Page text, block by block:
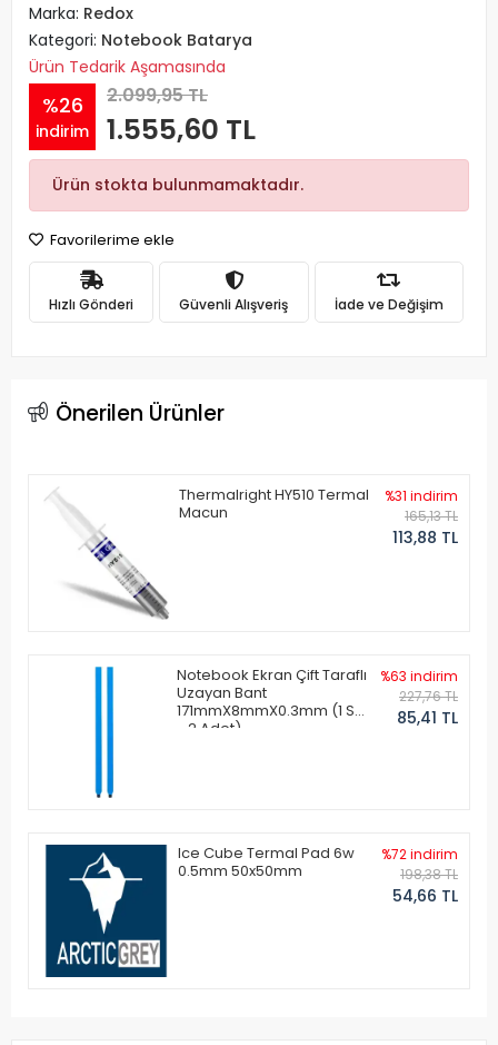
Marka: Redox
Kategori: Notebook Batarya
Ürün Tedarik Aşamasında
%26
indirim
2.099,95 TL
1.555,60 TL
Ürün stokta bulunmamaktadır.
Favorilerime ekle
Hızlı Gönderi Güvenli Alışveriş İade ve Değişim
Önerilen Ürünler
Thermalright HY510 Termal
Macun
%31 indirim
165,13 TL
113,88 TL
Notebook Ekran Çift Taraflı
Uzayan Bant
171mmX8mmX0.3mm (1 Set
- 2 Adet)
%63 indirim
227,76 TL
85,41 TL
Ice Cube Termal Pad 6w
0.5mm 50x50mm
%72 indirim
198,38 TL
54,66 TL